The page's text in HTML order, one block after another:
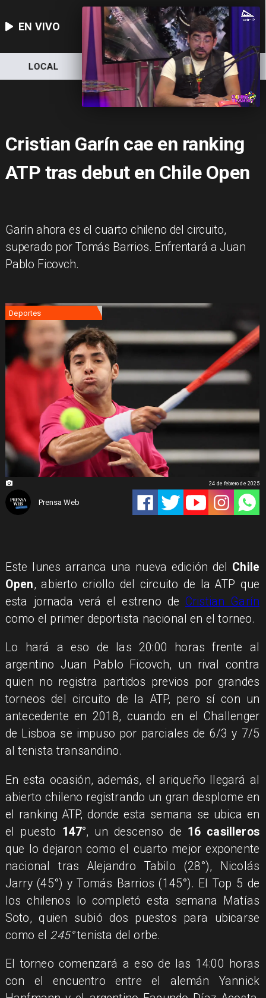
EN VIVO
LOCAL NACIONAL DEPORTES
Cristian Garín cae en ranking
ATP tras debut en Chile Open
Garín ahora es el cuarto chileno del circuito,
superado por Tomás Barrios. Enfrentará a Juan
Pablo Ficovch.
Deportes
Prensa Web
24 de febrero de 2025
Este lunes arranca una nueva edición del Chile
Open, abierto criollo del circuito de la ATP que
esta jornada verá el estreno de Cristian Garín
como el primer deportista nacional en el torneo.
Lo hará a eso de las 20:00 horas frente al
argentino Juan Pablo Ficovch, un rival contra
quien no registra partidos previos por grandes
torneos del circuito de la ATP, pero sí con un
antecedente en 2018, cuando en el Challenger
de Lisboa se impuso por parciales de 6/3 y 7/5
al tenista transandino.
En esta ocasión, además, el ariqueño llegará al
abierto chileno registrando un gran desplome en
el ranking ATP, donde esta semana se ubica en
el puesto 147°, un descenso de 16 casilleros
que lo dejaron como el cuarto mejor exponente
nacional tras Alejandro Tabilo (28°), Nicolás
Jarry (45°) y Tomás Barrios (145°). El Top 5 de
los chilenos lo completó esta semana Matías
Soto, quien subió dos puestos para ubicarse
como el 245°tenista del orbe.
El torneo comenzará a eso de las 14:00 horas
con el encuentro entre el alemán Yannick